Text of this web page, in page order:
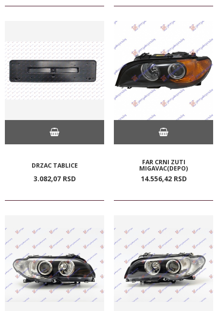
DRZAC TABLICE
3.082,07 RSD
FAR CRNI ZUTI
MIGAVAC(DEPO)
14.556,42 RSD